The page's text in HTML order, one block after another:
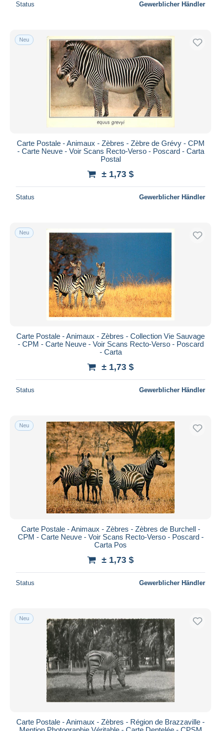
Status Gewerblicher Händler
Neu
Carte Postale - Animaux - Zèbres - Zèbre de Grévy - CPM
- Carte Neuve - Voir Scans Recto-Verso - Poscard - Carta
Postal
± 1,73 $
Status Gewerblicher Händler
Neu
Carte Postale - Animaux - Zèbres - Collection Vie Sauvage
- CPM - Carte Neuve - Voir Scans Recto-Verso - Poscard
- Carta
± 1,73 $
Status Gewerblicher Händler
Neu
Carte Postale - Animaux - Zèbres - Zèbres de Burchell -
CPM - Carte Neuve - Voir Scans Recto-Verso - Poscard -
Carta Pos
± 1,73 $
Status Gewerblicher Händler
Neu
Carte Postale - Animaux - Zèbres - Région de Brazzaville -